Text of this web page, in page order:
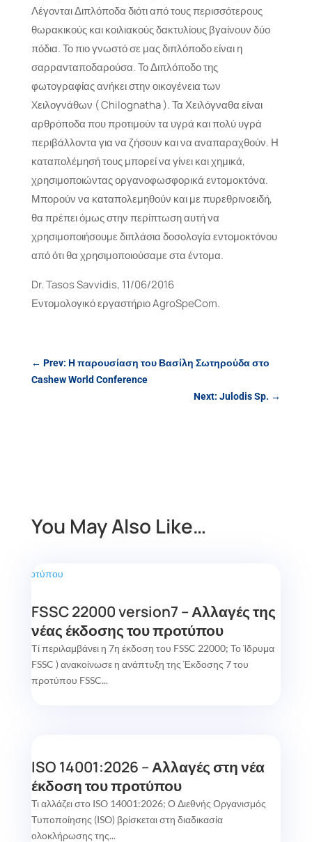
Λέγονται Διπλόποδα διότι από τους περισσότερους
θωρακικούς και κοιλιακούς δακτυλίους βγαίνουν δύο
πόδια. Το πιο γνωστό σε μας διπλόποδο είναι η
σαρρανταποδαρούσα. Το Διπλόποδο της
φωτογραφίας ανήκει στην οικογένεια των
Xειλογνάθων ( Chilognatha ). Τα Χειλόγναθα είναι
αρθρόποδα που προτιμούν τα υγρά και πολύ υγρά
περιβάλλοντα για να ζήσουν και να αναπαραχθούν. Η
καταπολέμησή τους μπορεί να γίνει και χημικά,
χρησιμοποιώντας οργανοφωσφορικά εντομοκτόνα.
Μπορούν να καταπολεμηθούν και με πυρεθρινοειδή,
θα πρέπει όμως στην περίπτωση αυτή να
χρησιμοποιήσουμε διπλάσια δοσολογία εντομοκτόνου
από ότι θα χρησιμοποιούσαμε στα έντομα.
Dr. Tasos Savvidis, 11/06/2016
Εντομολογικό εργαστήριο AgroSpeCom.
← Prev: Η παρουσίαση του Βασίλη Σωτηρούδα στο
Cashew World Conference
Next: Julodis Sp. →
You May Also Like…
FSSC 22000 version7 – Αλλαγές της
νέας έκδοσης του προτύπου
Τί περιλαμβάνει η 7η έκδοση του FSSC 22000; Το Ίδρυμα
FSSC ) ανακοίνωσε η ανάπτυξη της Έκδοσης 7 του
προτύπου FSSC...
ISO 14001:2026 – Αλλαγές στη νέα
έκδοση του προτύπου
Τι αλλάζει στο ISO 14001:2026; Ο Διεθνής Οργανισμός
Τυποποίησης (ISO) βρίσκεται στη διαδικασία
ολοκλήρωσης της...